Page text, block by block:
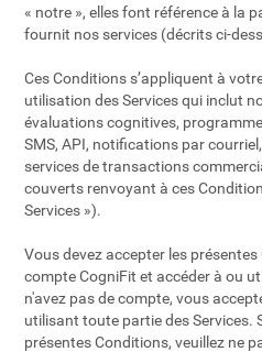
« notre », elles font référence à la
fournit nos services (décrits ci-
Ces Conditions s’appliquent à
utilisation des Services qui inclut
évaluations cognitives,
SMS, API, notifications par
services de transactions
couverts renvoyant à ces
Services »).
Vous devez accepter les
compte CogniFit et accéder à ou
n'avez pas de compte, vous
utilisant toute partie des Services.
présentes Conditions, veuillez ne